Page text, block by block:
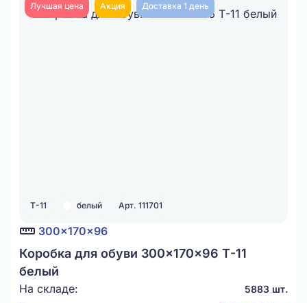
Лучшая цена Акция Доставка 1 день
Т-11 белый Арт. 111701
300x170x96
Коробка для обуви 300x170x96 Т-11
белый
На складе: 5883 шт.